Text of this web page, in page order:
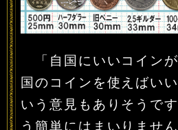
「自国にいいコイン
国のコインを使えばい
いう意見もありそうで
う簡単にはまいりませ